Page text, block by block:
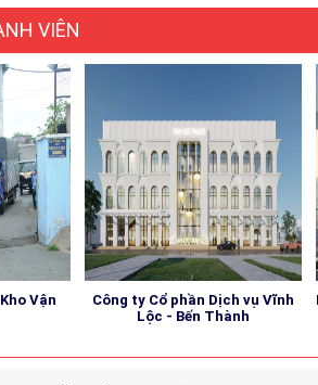
VIÊN
Vận
Công ty Cổ phần Dịch vụ Vĩnh
Lộc - Bến Thành